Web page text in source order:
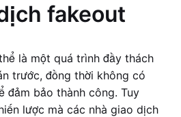
fakeout
là một quá trình đầy thách
trước, đồng thời không có
đảm bảo thành công. Tuy
lược mà các nhà giao dịch